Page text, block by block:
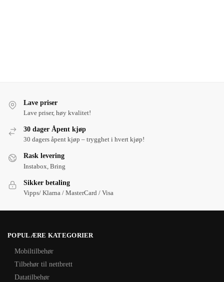
Lave priser
Lave priser, høy kvalitet!
30 dager Åpent kjøp
30 dagers åpent kjøp – trygghet i hvert kjøp!
Rask levering
Instabox, Bring
Sikker betaling
Vipps/ Klarna / MasterCard / Visa
POPULÆRE KATEGORIER
Mobiltilbehør
Tilbehør til nettbrett
Datatilbehør